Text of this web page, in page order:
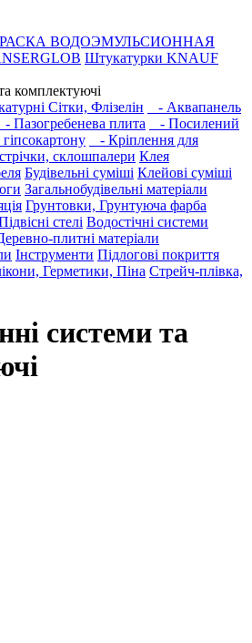
ВОДОЭМУЛЬСИОННАЯ
Штукатурки KNAUF
комплектуючі
Сітки, Флізелін
- Аквапанель
- Пазогребенева плита
- Посилений
- Кріплення для
склошпалери Клея
Будівельні суміші Клейові суміші
Загальнобудівельні матеріали
Грунтовки, Грунтуюча фарба
стелі Водостічні системи
плитні матеріали
Інструменти Підлогові покриття
Герметики, Піна Стрейч-плівка,
системи та